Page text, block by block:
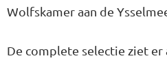
Wolfskamer aan de
De complete selectie ziet er